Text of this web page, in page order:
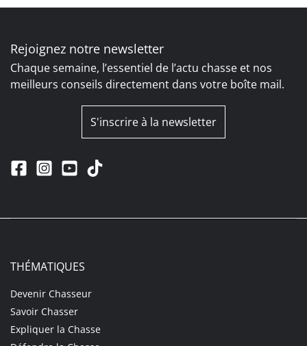
Rejoignez notre newsletter
Chaque semaine, l’essentiel de l’actu chasse et nos
meilleurs conseils directement dans votre boîte mail.
S'inscrire à la newsletter
THÉMATIQUES
Devenir Chasseur
Savoir Chasser
Expliquer la Chasse